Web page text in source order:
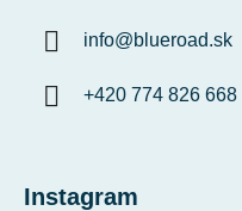
info@blueroad.sk
+420 774 826 668
Instagram